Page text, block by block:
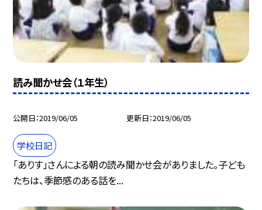
読み聞かせ会（１年生）
公開日 2019/06/05 更新日 2019/06/05
学校日記
「ありす」さんによる朝の読み聞かせ会がありました。子ども
たちは、季節感のある話を...